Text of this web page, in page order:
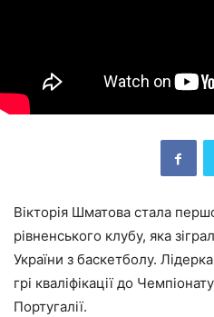
Вікторія Шматова стала
рівненського клубу, яка
України з баскетболу.
грі кваліфікації до
Португалії.